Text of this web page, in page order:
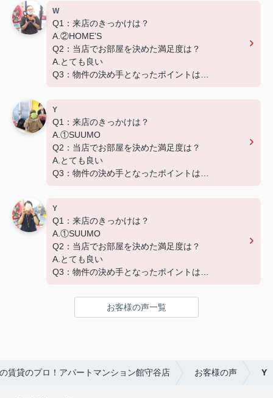
W
Q1：来店のきっかけは？
A.②HOME’S
Q2：当店でお部屋を決めた満足度は？
A.とても良い
Q3：物件の決め手となったポイントは？
Y
Q1：来店のきっかけは？
A.①SUUMO
Q2：当店でお部屋を決めた満足度は？
A.とても良い
Q3：物件の決め手となったポイントは？
Y
Q1：来店のきっかけは？
A.①SUUMO
Q2：当店でお部屋を決めた満足度は？
A.とても良い
Q3：物件の決め手となったポイントは？
お客様の声一覧
賃貸のプロ！アパートマンション館守谷店 お客様の声 Y